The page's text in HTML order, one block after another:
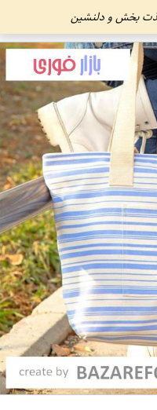
لذت بخش و دلنشین